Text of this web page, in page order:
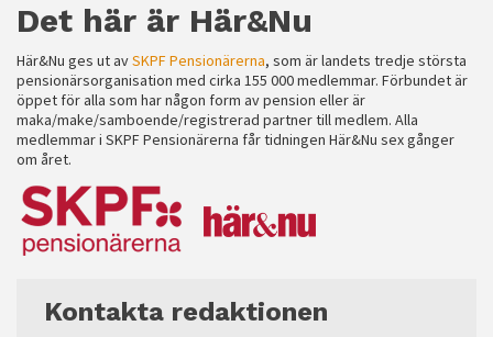
Det här är Här&Nu
Här&Nu ges ut avSKPF Pensionärerna, som är landets tredje största
pensionärsorganisation med cirka 155 000 medlemmar. Förbundet är
öppet för alla som har någon form av pension eller är
maka/make/samboende/registrerad partner till medlem. Alla
medlemmar i SKPF Pensionärerna får tidningen Här&Nu sex gånger
om året.
Kontakta redaktionen